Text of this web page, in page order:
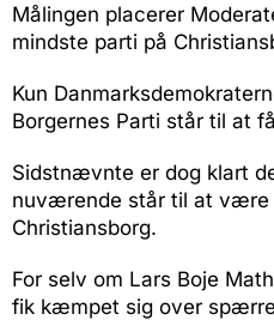
Målingen placerer
mindste parti på
Kun
Borgernes Parti står til at
Sidstnævnte er dog klart
nuværende står til at være
Christiansborg.
For selv om Lars Boje
fik kæmpet sig over